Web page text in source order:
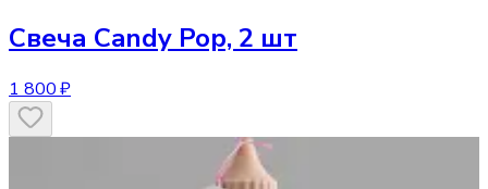
Свеча Candy Pop, 2 шт
1 800 ₽